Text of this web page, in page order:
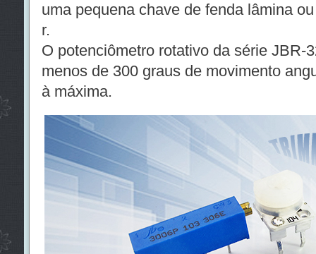
uma pequena chave de fenda lâmina
r.
O potenciômetro rotativo da série JBR-
menos de 300 graus de movimento
à máxima.